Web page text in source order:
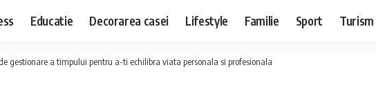
Educatie Decorarea casei Lifestyle Familie Sport Turism
gestionare a timpului pentru a-ti echilibra viata personala si profesionala